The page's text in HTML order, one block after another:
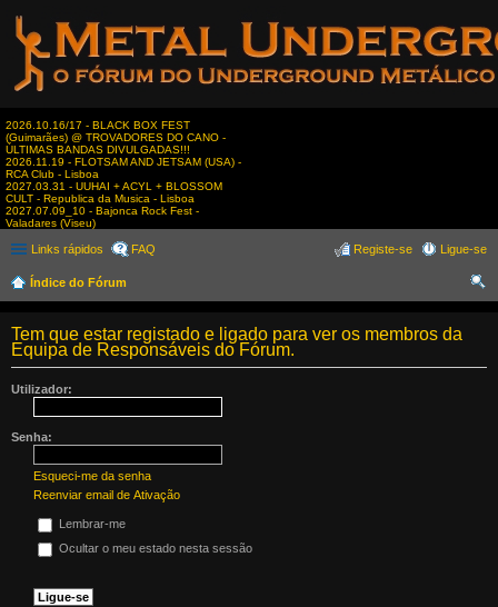
2026.10.16/17 - BLACK BOX FEST
(Guimarães) @ TROVADORES DO CANO -
ÚLTIMAS BANDAS DIVULGADAS!!!
2026.11.19 - FLOTSAM AND JETSAM (USA) -
RCA Club - Lisboa
2027.03.31 - UUHAI + ACYL + BLOSSOM
CULT - Republica da Musica - Lisboa
2027.07.09_10 - Bajonca Rock Fest -
Valadares (Viseu)
Links rápidos FAQ Ligue-se
Registe-se
Índice do Fórum
Tem que estar registado e ligado para ver os membros da
Equipa de Responsáveis do Fórum.
Utilizador:
Senha:
Esqueci-me da senha
Reenviar email de Ativação
Lembrar-me
Ocultar o meu estado nesta sessão